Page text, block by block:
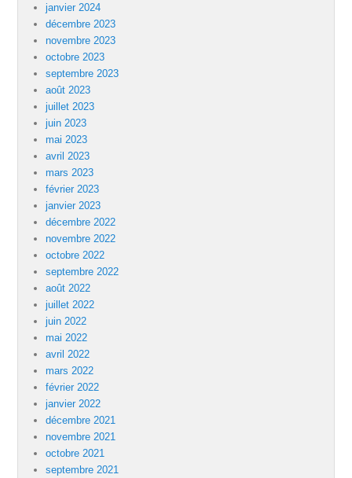
janvier 2024
décembre 2023
novembre 2023
octobre 2023
septembre 2023
août 2023
juillet 2023
juin 2023
mai 2023
avril 2023
mars 2023
février 2023
janvier 2023
décembre 2022
novembre 2022
octobre 2022
septembre 2022
août 2022
juillet 2022
juin 2022
mai 2022
avril 2022
mars 2022
février 2022
janvier 2022
décembre 2021
novembre 2021
octobre 2021
septembre 2021